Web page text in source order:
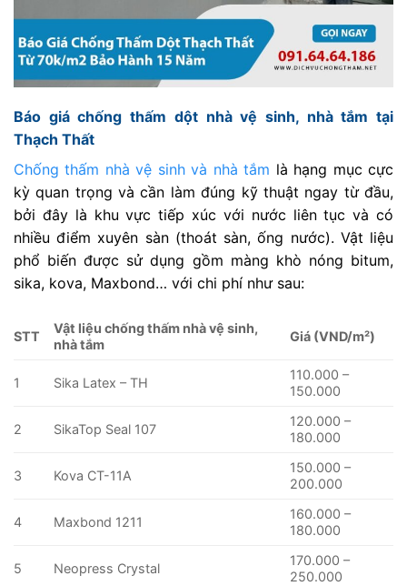
Báo giá chống thấm dột nhà vệ sinh, nhà tắm tại
Thạch Thất
Chống thấm nhà vệ sinh và nhà tắm là hạng mục cực
kỳ quan trọng và cần làm đúng kỹ thuật ngay từ đầu,
bởi đây là khu vực tiếp xúc với nước liên tục và có
nhiều điểm xuyên sàn (thoát sàn, ống nước). Vật liệu
phổ biến được sử dụng gồm màng khò nóng bitum,
sika, kova, Maxbond… với chi phí như sau:
STT
Vật liệu chống thấm nhà vệ sinh,
nhà tắm
Giá (VND/m²)
1 Sika Latex – TH
110.000 –
150.000
2 SikaTop Seal 107
120.000 –
180.000
3 Kova CT-11A
150.000 –
200.000
4 Maxbond 1211
160.000 –
180.000
5 Neopress Crystal
170.000 –
250.000